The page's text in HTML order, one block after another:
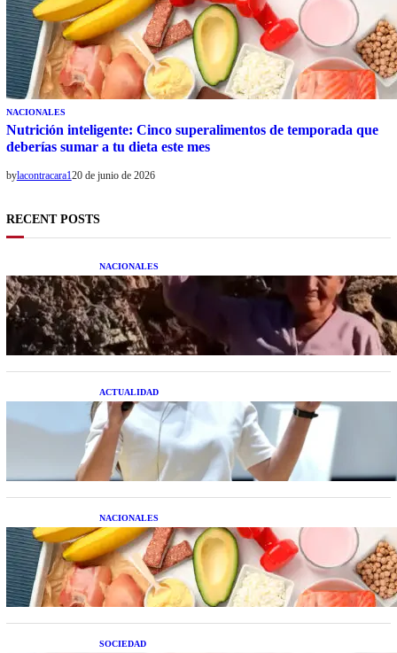
NACIONALES
Nutrición inteligente: Cinco superalimentos de temporada que
deberías sumar a tu dieta este mes
bylacontracara120 de junio de 2026
RECENT POSTS
NACIONALES
Una mujer asegura haber peleado con un
extraterrestre cuerpo a cuerpo
ACTUALIDAD
La startup creada por una salteña que busca
resolver el estrés financiero en Latinoamérica
NACIONALES
Nutrición inteligente: Cinco superalimentos de
temporada que deberías sumar a tu dieta este mes
SOCIEDAD